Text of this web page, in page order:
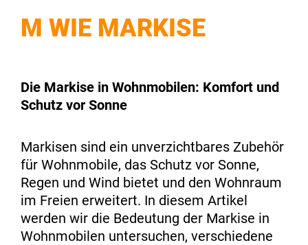
M WIE MARKISE
Die Markise in Wohnmobilen: Komfort und
Schutz vor Sonne
Markisen sind ein unverzichtbares Zubehör
für Wohnmobile, das Schutz vor Sonne,
Regen und Wind bietet und den Wohnraum
im Freien erweitert. In diesem Artikel
werden wir die Bedeutung der Markise in
Wohnmobilen untersuchen, verschiedene